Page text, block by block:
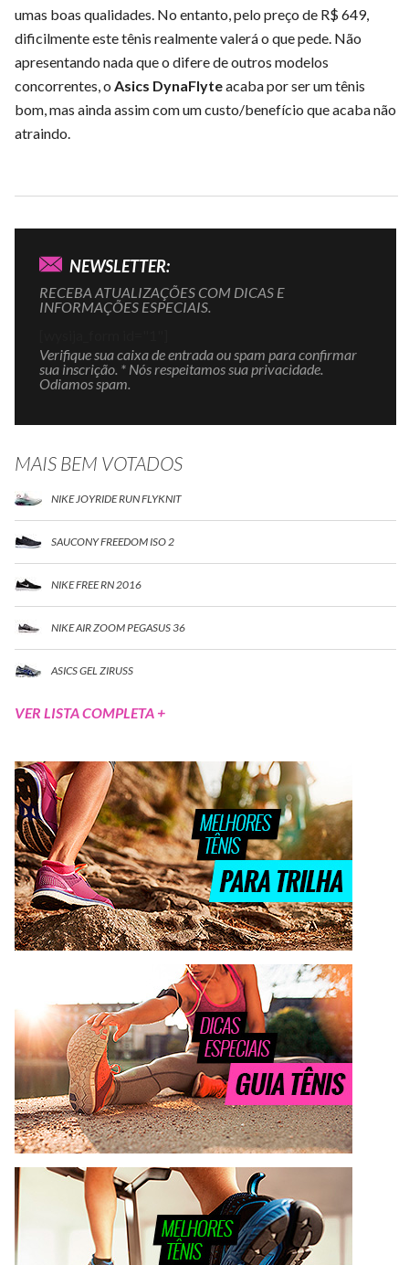
umas boas qualidades. No entanto, pelo preço de R$ 649,
dificilmente este tênis realmente valerá o que pede. Não
apresentando nada que o difere de outros modelos
concorrentes, o Asics DynaFlyteacaba por ser um tênis
bom, mas ainda assim com um custo/benefício que acaba não
atraindo.
NEWSLETTER:
RECEBA ATUALIZAÇÕES COM DICAS E
INFORMAÇÕES ESPECIAIS.
Verifique sua caixa de entrada ou spam para confirmar
sua inscrição. * Nós respeitamos sua privacidade.
Odiamos spam.
MAIS BEM VOTADOS
NIKE JOYRIDE RUN FLYKNIT
SAUCONY FREEDOM ISO 2
NIKE FREE RN 2016
NIKE AIR ZOOM PEGASUS 36
ASICS GEL ZIRUSS
VER LISTA COMPLETA +